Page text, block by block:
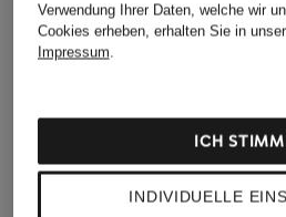
Verwendung Ihrer Daten, welche wir
Cookies erheben, erhalten Sie in
Impressum.
INDIVIDUELLE
ICH